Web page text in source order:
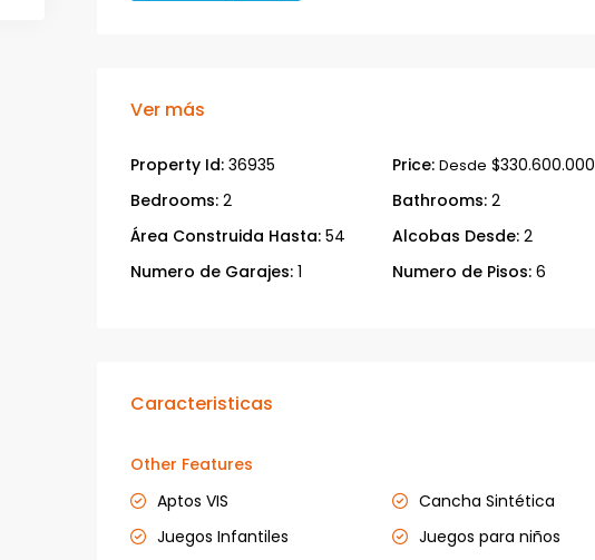
Ver más
Property Id: 36935 Price: Desde $330.600.000
Bedrooms: 2 Bathrooms:2
Área Construida Hasta: 54 Alcobas Desde:2
Numero de Garajes: 1 Numero de Pisos:6
Caracteristicas
Other Features
Aptos VIS
Cancha Sintética
Juegos Infantiles
Juegos para niños